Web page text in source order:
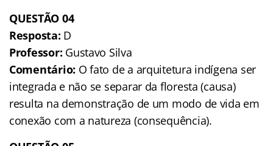
QUESTÃO 04
Resposta: D
Professor: Gustavo Silva
Comentário: O fato de a arquitetura indígena ser
integrada e não se separar da floresta (causa)
resulta na demonstração de um modo de vida em
conexão com a natureza (consequência).